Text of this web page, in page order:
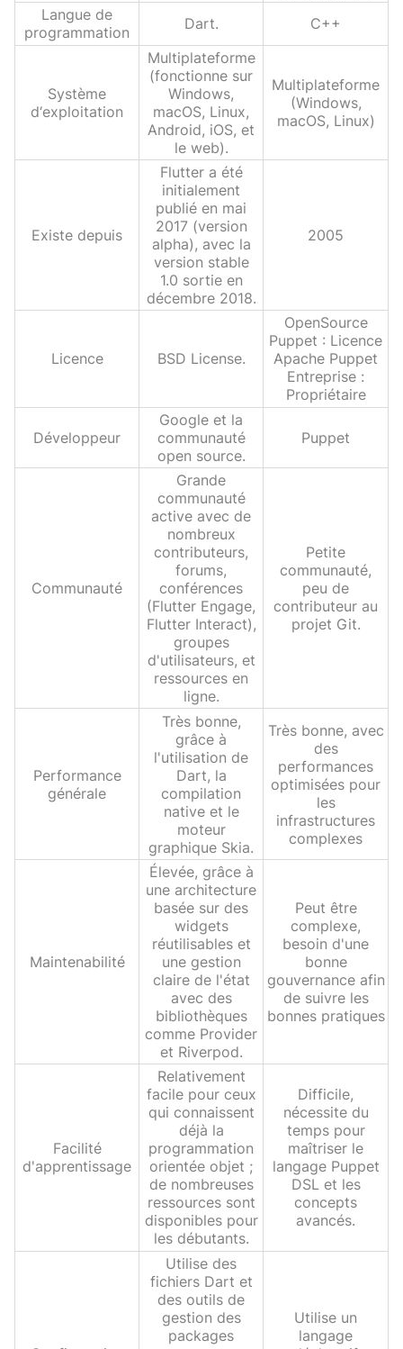
Langue de
programmation
Dart. C++
Système
d‘exploitation
Multiplateforme
(fonctionne sur
Windows,
macOS, Linux,
Android, iOS, et
le web).
Multiplateforme
(Windows,
macOS, Linux)
Existe depuis
Flutter a été
initialement
publié en mai
2017 (version
alpha), avec la
version stable
1.0 sortie en
décembre 2018.
2005
Licence BSD License.
OpenSource
Puppet : Licence
Apache Puppet
Entreprise :
Propriétaire
Développeur
Google et la
communauté
open source.
Puppet
Communauté
Grande
communauté
active avec de
nombreux
contributeurs,
forums,
conférences
(Flutter Engage,
Flutter Interact),
groupes
d'utilisateurs, et
ressources en
ligne.
Petite
communauté,
peu de
contributeur au
projet Git.
Performance
générale
Très bonne,
grâce à
l'utilisation de
Dart, la
compilation
native et le
moteur
graphique Skia.
Très bonne, avec
des
performances
optimisées pour
les
infrastructures
complexes
Maintenabilité
Élevée, grâce à
une architecture
basée sur des
widgets
réutilisables et
une gestion
claire de l'état
avec des
bibliothèques
comme Provider
et Riverpod.
Peut être
complexe,
besoin d'une
bonne
gouvernance afin
de suivre les
bonnes pratiques
Facilité
d'apprentissage
Relativement
facile pour ceux
qui connaissent
déjà la
programmation
orientée objet ;
de nombreuses
ressources sont
disponibles pour
les débutants.
Difficile,
nécessite du
temps pour
maîtriser le
langage Puppet
DSL et les
concepts
avancés.
Utilise des
fichiers Dart et
des outils de
gestion des
packages
Utilise un
langage